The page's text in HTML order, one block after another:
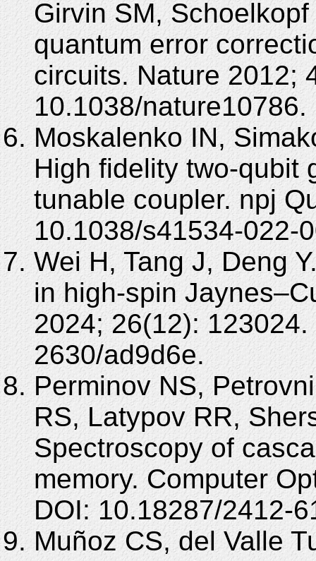
Girvin SM,
quantum error
circuits. Nature 2012;
10.1038/nature10786.
Moskalenko IN,
High fidelity two-qubit
tunable coupler. npj
10.1038/s41534-022-
Wei H, Tang J, Deng
in high-spin
2024; 26(12):
2630/ad9d6e.
Perminov NS,
RS, Latypov RR,
Spectroscopy of
memory. Computer
DOI: 10.18287/2412-
Muñoz CS, del Valle